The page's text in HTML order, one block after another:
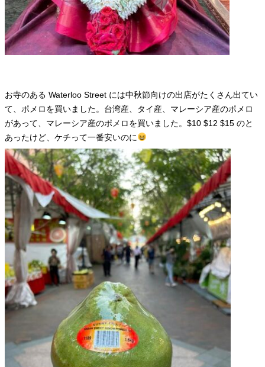
お寺のある Waterloo Street には中秋節向けの出店がたくさん出てい
て、ポメロを買いました。台湾産、タイ産、マレーシア産のポメロ
があって、マレーシア産のポメロを買いました。$10 $12 $15 のと
あったけど、ケチって一番安いのに